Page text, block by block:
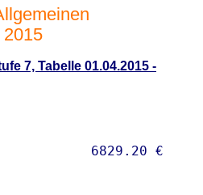
7, Tabelle 01.04.2015 -